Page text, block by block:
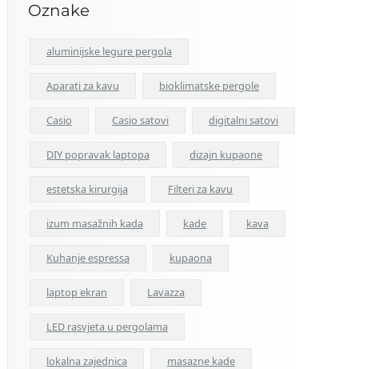
Oznake
aluminijske legure pergola
Aparati za kavu bioklimatske pergole
Casio Casio satovi digitalni satovi
DIY popravak laptopa dizajn kupaone
estetska kirurgija Filteri za kavu
izum masažnih kada kade kava
Kuhanje espressa kupaona
laptop ekran Lavazza
LED rasvjeta u pergolama
lokalna zajednica masazne kade